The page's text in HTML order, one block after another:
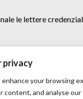
privacy
your browsing
content, and analyse
le lettere
5 nuovi Ambasciatori